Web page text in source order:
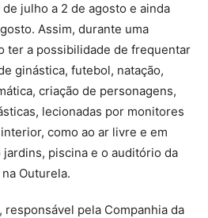
julho a 2 de agosto e ainda
Assim, durante uma
ter a possibilidade de frequentar
ginástica, futebol, natação,
criação de personagens,
lecionadas por monitores
como ao ar livre e em
piscina e o auditório da
Outurela.
pela Companhia da